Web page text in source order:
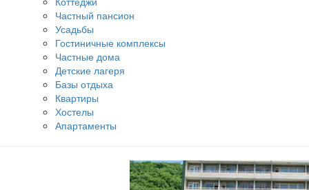
Частный пансион
Усадьбы
Гостиничные комплексы
Частные дома
Детские лагеря
Базы отдыха
Квартиры
Хостелы
Апартаменты